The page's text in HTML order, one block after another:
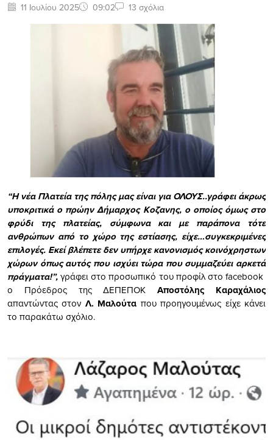
11 Ιουλίου 2025 09:02 13 σχόλια
“Η νέα Πλατεία της πόλης μας είναι για ΟΛΟΥΣ..γράφει άκρως
υποκριτικά ο πρώην Δήμαρχος Κοζανης, ο οποίος όμως στο
φρύδι της πλατείας, σύμφωνα και με παράπονα τότε
ανθρώπων από το χώρο της εστίασης, είχε…συγκεκριμένες
επιλογές. Εκεί βλέπετε δεν υπήρχε κανονισμός κοινόχρηστων
χώρων όπως αυτός που ισχύει τώρα που συμμαζεύει αρκετά
πράγματα!”,γράφει στο προσωπικό του προφίλ στο facebook
o Πρόεδρος της ΔΕΠΕΠΟΚΑποστόλης Καραχάλιος
απαντώντας στον Λ. Μαλούτα που προηγουμένως είχε κάνει
το παρακάτω σχόλιο.